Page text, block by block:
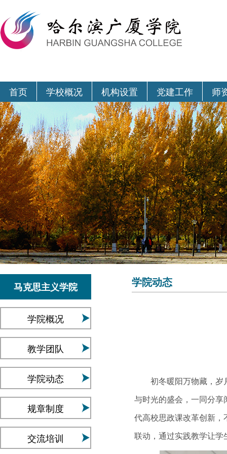
首页 学校概况 机构设置 党建工作 师
马克思主义学院
学院概况
教学团队
学院动态
规章制度
交流培训
学院动态
初冬暖阳万物藏，岁月
与时光的盛会，一同分享
代高校思政课改革创新，
联动，通过实践教学让学